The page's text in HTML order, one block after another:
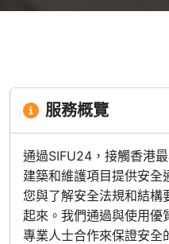
服務概覽
通過SIFU24，接觸香港
建築和維護項目提供安全
您與了解安全法規和結構
起來。我們通過與使用優
專業人士合作來保證安全